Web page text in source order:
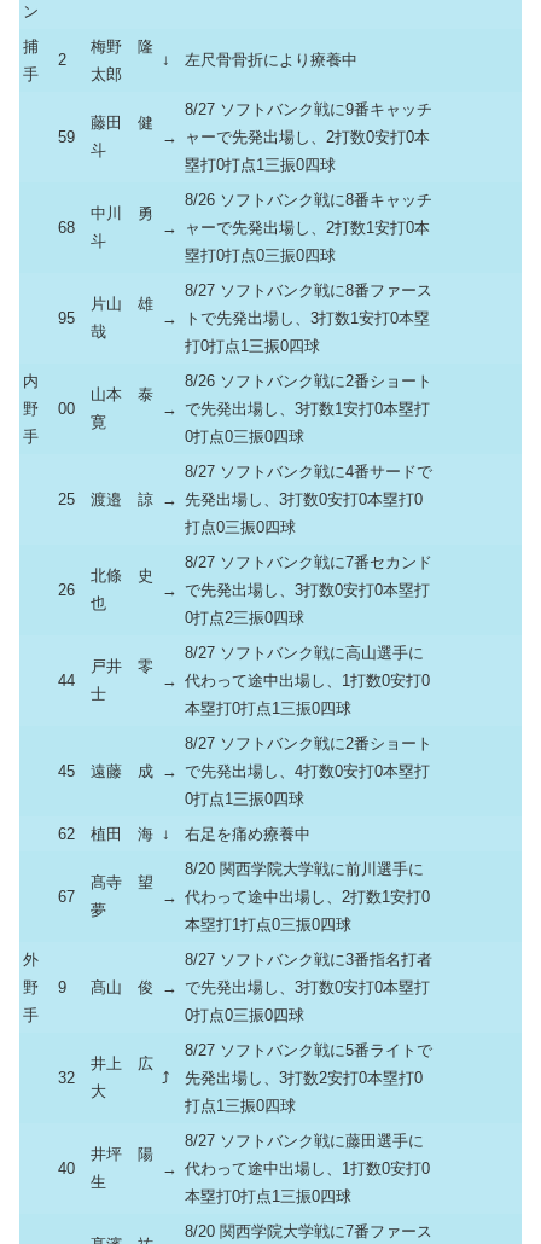
ン
捕
手
2
梅野 隆
太郎
↓ 左尺骨骨折により療養中
59
藤田 健
斗
→
8/27 ソフトバンク戦に9番キャッチ
ャーで先発出場し、2打数0安打0本
塁打0打点1三振0四球
68
中川 勇
斗
→
8/26 ソフトバンク戦に8番キャッチ
ャーで先発出場し、2打数1安打0本
塁打0打点0三振0四球
95
片山 雄
哉
→
8/27 ソフトバンク戦に8番ファース
トで先発出場し、3打数1安打0本塁
打0打点1三振0四球
内
野
手
00
山本 泰
寛
→
8/26 ソフトバンク戦に2番ショート
で先発出場し、3打数1安打0本塁打
0打点0三振0四球
25 渡邉 諒 →
8/27 ソフトバンク戦に4番サードで
先発出場し、3打数0安打0本塁打0
打点0三振0四球
26
北條 史
也
→
8/27 ソフトバンク戦に7番セカンド
で先発出場し、3打数0安打0本塁打
0打点2三振0四球
44
戸井 零
士
→
8/27 ソフトバンク戦に高山選手に
代わって途中出場し、1打数0安打0
本塁打0打点1三振0四球
45 遠藤 成 →
8/27 ソフトバンク戦に2番ショート
で先発出場し、4打数0安打0本塁打
0打点1三振0四球
62
植田 海 ↓ 右足を痛め療養中
67
髙寺 望
夢
→
8/20 関西学院大学戦に前川選手に
代わって途中出場し、2打数1安打0
本塁打1打点0三振0四球
外
野
手
9 髙山 俊 →
8/27 ソフトバンク戦に3番指名打者
で先発出場し、3打数0安打0本塁打
0打点0三振0四球
32
井上 広
大
⤴
8/27 ソフトバンク戦に5番ライトで
先発出場し、3打数2安打0本塁打0
打点1三振0四球
40
井坪 陽
生
→
8/27 ソフトバンク戦に藤田選手に
代わって途中出場し、1打数0安打0
本塁打0打点1三振0四球
8/20 関西学院大学戦に7番ファース